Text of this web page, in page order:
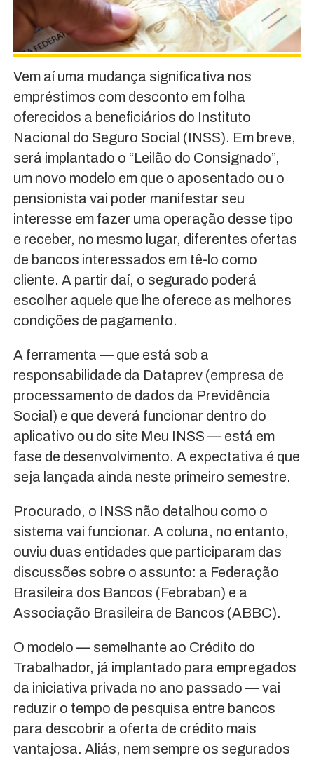
Vem aí uma mudança significativa nos
empréstimos com desconto em folha
oferecidos a beneficiários do Instituto
Nacional do Seguro Social (INSS). Em breve,
será implantado o “Leilão do Consignado”,
um novo modelo em que o aposentado ou o
pensionista vai poder manifestar seu
interesse em fazer uma operação desse tipo
e receber, no mesmo lugar, diferentes ofertas
de bancos interessados em tê-lo como
cliente. A partir daí, o segurado poderá
escolher aquele que lhe oferece as melhores
condições de pagamento.
A ferramenta — que está sob a
responsabilidade da Dataprev (empresa de
processamento de dados da Previdência
Social) e que deverá funcionar dentro do
aplicativo ou do site Meu INSS — está em
fase de desenvolvimento. A expectativa é que
seja lançada ainda neste primeiro semestre.
Procurado, o INSS não detalhou como o
sistema vai funcionar. A coluna, no entanto,
ouviu duas entidades que participaram das
discussões sobre o assunto: a Federação
Brasileira dos Bancos (Febraban) e a
Associação Brasileira de Bancos (ABBC).
O modelo — semelhante ao Crédito do
Trabalhador, já implantado para empregados
da iniciativa privada no ano passado — vai
reduzir o tempo de pesquisa entre bancos
para descobrir a oferta de crédito mais
vantajosa. Aliás, nem sempre os segurados